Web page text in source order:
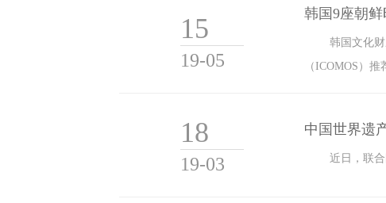
15
19-05
韩国9座朝
韩国文化
（ICOMOS）
18
19-03
中国世界遗
近日，联